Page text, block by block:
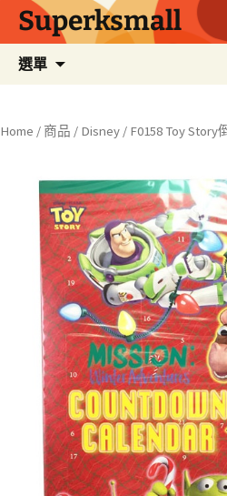
Superksmall
選單
內
Home / 商品 / Disney / F0158 Toy